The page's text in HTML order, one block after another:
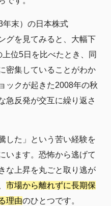
末）の日本株式
グを見てみると、大幅下
位5日を比べたとき、同
密集していることがわか
ックが起きた2008年の秋
急反発が交互に繰り返さ
した」という苦い経験を
います。恐怖から逃げて
な上昇を丸ごと取り逃が
市場から離れずに長期保
理由のひとつです。